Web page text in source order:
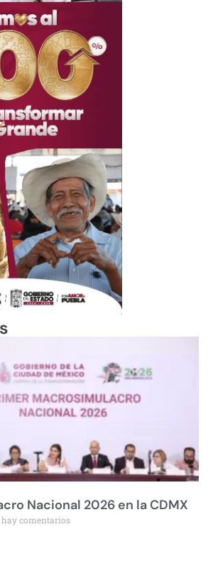
Nacional 2026 en la CDMX
hay comentarios